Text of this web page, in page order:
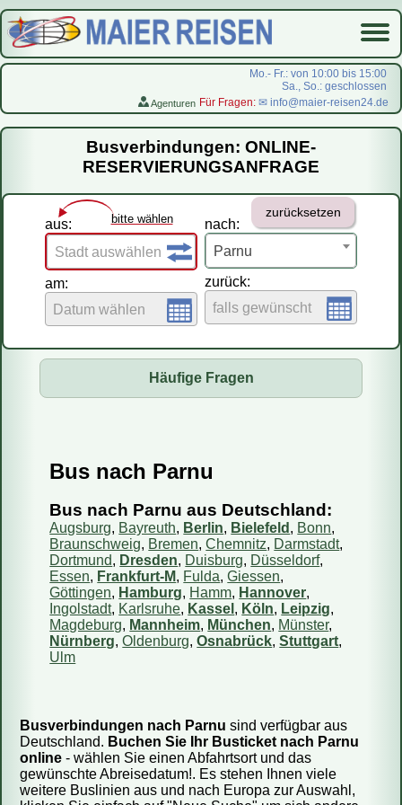
Mo.- Fr.: von 10:00 bis 15:00
Sa., So.: geschlossen
Agenturen Für Fragen: ✉ info@maier-reisen24.de
Startseite
Busverbindungen
Flugreisen
LastMinute-Pauschal
На русском
Busverbindungen: ONLINE-
RESERVIERUNGSANFRAGE
aus: bitte wählen
Stadt auswählen
am:
Datum wählen
nach:
Parnu
zurücksetzen
zurück:
falls gewünscht
Häufige Fragen
Fahren Reisebusse oder Mini-Busse?
Wie kaufe ich ein Ticket?
Wie kann ich mein Ticket bezahlen?
Kann ich das Reisedatum ändern?
Wie storniere ich meine Reservierung?
Sind die Informationen auf Ihrer Webseite aktuell?
Wie viel Gepäck darf ich mitnehmen?
Kann ich einen bestimmten Sitzplatz reservieren?
Bus nach Parnu
Bus nach Parnu aus Deutschland:
Augsburg, Bayreuth, Berlin, Bielefeld , Bonn,
Braunschweig, Bremen,Chemnitz, Darmstadt,
Dortmund, Dresden, Duisburg, Düsseldorf,
Essen, Frankfurt-M, Fulda,Giessen,
Göttingen, Hamburg, Hamm, Hannover,
Ingolstadt, Karlsruhe, Kassel , Köln, Leipzig,
Magdeburg, Mannheim, München, Münster,
Nürnberg,Oldenburg,Osnabrück,Stuttgart,
Ulm
Busverbindungen nach Parnu sind verfügbar aus
Deutschland. Buchen Sie Ihr Busticket nach Parnu
online - wählen Sie einen Abfahrtsort und das
gewünschte Abreisedatum!. Es stehen Ihnen viele
weitere Buslinien aus und nach Europa zur Auswahl,